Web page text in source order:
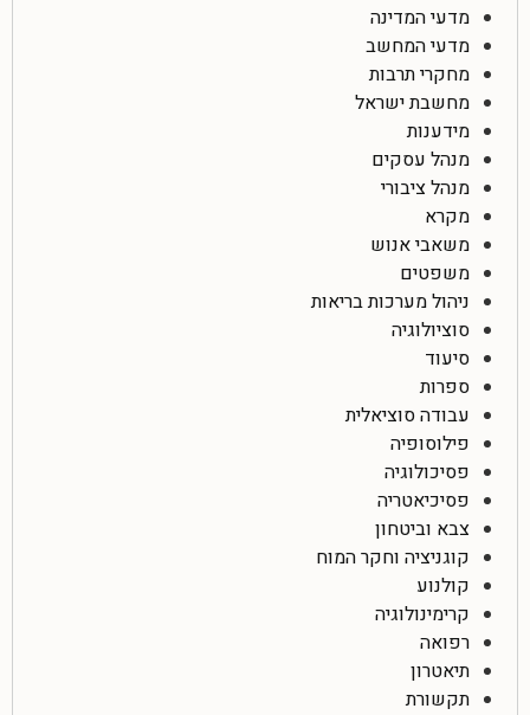
מדעי המדינה
מדעי המחשב
מחקרי תרבות
מחשבת ישראל
מידענות
מנהל עסקים
מנהל ציבורי
מקרא
משאבי אנוש
משפטים
ניהול מערכות בריאות
סוציולוגיה
סיעוד
ספרות
עבודה סוציאלית
פילוסופיה
פסיכולוגיה
פסיכיאטריה
צבא וביטחון
קוגניציה וחקר המוח
קולנוע
קרימינולוגיה
רפואה
תיאטרון
תקשורת